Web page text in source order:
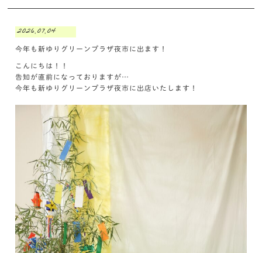
2026.07.04
今年も新ゆりグリーンプラザ夜市に出ます！
こんにちは！！
告知が直前になっておりますが…
今年も新ゆりグリーンプラザ夜市に出店いたします！